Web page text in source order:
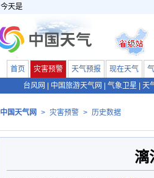
今天是
首页 灾害预警 天气预报 现在天气
台风网
中国旅游天气网 气象卫星 天
中国天气网 > 灾害预警 > 历史数据
漓